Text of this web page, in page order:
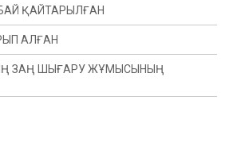
ЗАҢНАМА, СОТ ЖҮЙЕСІ
ҚОРҒАУ ОРГАНДАРЫ КОМИТЕТІ
БЮДЖЕТ КОМИТЕТІ
ҚАТЫНАСТАР, ҚОРҒАНЫС
КОМИТЕТІ
ҚАЙТАРЫЛҒАН
АЛҒАН
ЗАҢ ШЫҒАРУ ЖҰМЫСЫНЫҢ